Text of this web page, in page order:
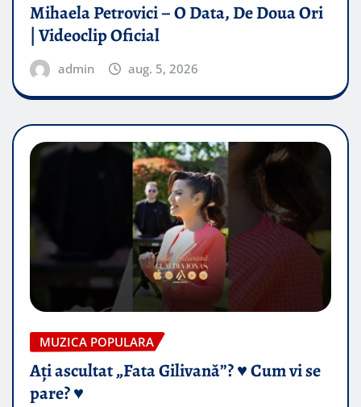
Mihaela Petrovici – O Data, De Doua Ori
| Videoclip Oficial
admin aug. 5, 2026
MUZICA POPULARA
Ați ascultat „Fata Gilivană”? ♥️ Cum vi se
pare? ♥️